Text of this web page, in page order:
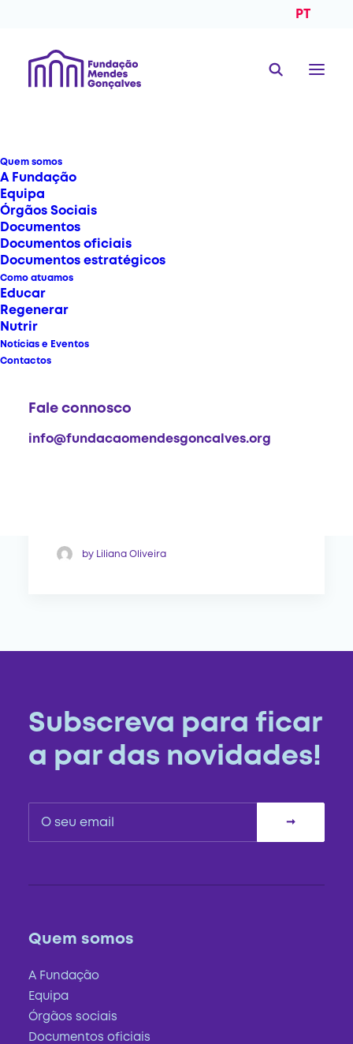
PT
Quem somos
A Fundação
Equipa
Órgãos Sociais
Documentos
Documentos oficiais
Documentos estratégicos
Como atuamos
Educar
Regenerar
Nutrir
Notícias e Eventos
Contactos
Fale connosco
info@fundacaomendesgoncalves.org
by Liliana Oliveira
Subscreva para ficar
a par das novidades!
Quem somos
A Fundação
Equipa
Órgãos sociais
Documentos oficiais